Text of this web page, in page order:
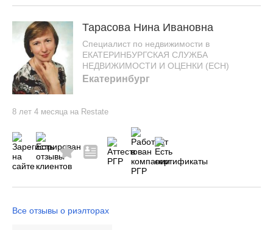
Тарасова Нина Ивановна
Специалист по недвижимости в
ЕКАТЕРИНБУРГСКАЯ СЛУЖБА
НЕДВИЖИМОСТИ И ОЦЕНКИ (ЕСН)
Екатеринбург
8 лет 4 месяца на Restate
Все отзывы о риэлторах